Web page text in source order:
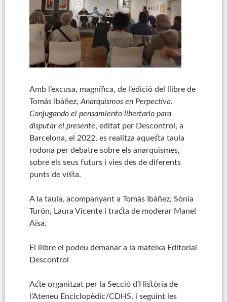
Amb l’excusa, magnífica, de l’edició del llibre de
Tomás Ibáñez, Anarquismos en Perpectiva.
Conjugando el pensamiento libertario para
disputar el presente, editat per Descontrol, a
Barcelona, el 2022, es realitza aquesta taula
rodona per debatre sobre els anarquismes,
sobre els seus futurs i vies des de diferents
punts de vista.
A la taula, acompanyant a Tomàs Ibáñez, Sònia
Turón, Laura Vicente i tracta de moderar Manel
Aisa.
El llibre el podeu demanar a la mateixa Editorial
Descontrol
Acte organitzat per la Secció d’Història de
l’Ateneu Enciclopèdic/CDHS, i seguint les